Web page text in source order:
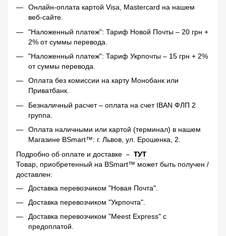
Онлайн-оплата картой Visa, Mastercard на нашем
веб-сайте.
"Наложенный платеж": Тариф Новой Почты – 20 грн +
2% от суммы перевода.
"Наложенный платеж": Тариф Укрпочты – 15 грн + 2%
от суммы перевода.
Оплата без комиссии на карту Монобанк или
Приватбанк.
Безналичный расчет – оплата на счет IBAN ФЛП 2
группа.
Оплата наличными или картой (терминал) в нашем
Магазине BSmart™: г. Львов, ул. Ерошенка, 2.
Подробно об оплате и доставке – ТУТ
Товар, приобретенный на BSmart™ может быть получен /
доставлен:
Доставка перевозчиком "Новая Почта".
Доставка перевозчиком "Укрпочта".
Доставка перевозчиком "Meest Express" с
предоплатой.